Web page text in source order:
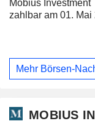
Mobius
zahlbar am 01. Mai
Mehr Börsen-
MOBIUS